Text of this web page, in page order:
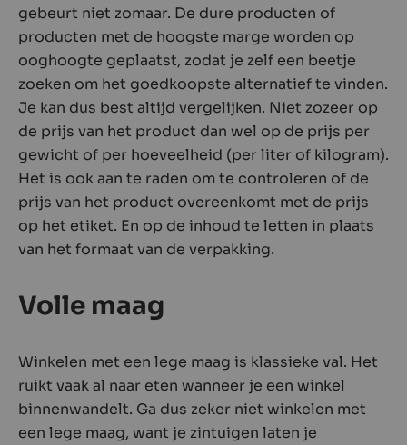
gebeurt niet zomaar. De dure producten of
producten met de hoogste marge worden op
ooghoogte geplaatst, zodat je zelf een beetje
zoeken om het goedkoopste alternatief te vinden.
Je kan dus best altijd vergelijken. Niet zozeer op
de prijs van het product dan wel op de prijs per
gewicht of per hoeveelheid (per liter of kilogram).
Het is ook aan te raden om te controleren of de
prijs van het product overeenkomt met de prijs
op het etiket. En op de inhoud te letten in plaats
van het formaat van de verpakking.
Volle maag
Winkelen met een lege maag is klassieke val. Het
ruikt vaak al naar eten wanneer je een winkel
binnenwandelt. Ga dus zeker niet winkelen met
een lege maag, want je zintuigen laten je